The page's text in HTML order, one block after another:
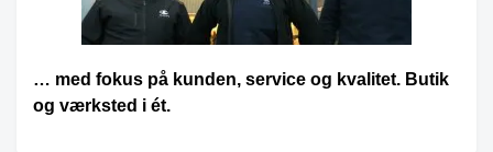
… med fokus på kunden, service og kvalitet. Butik
og værksted i ét.